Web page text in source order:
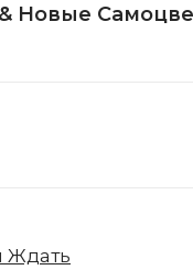
Новые
Ждать